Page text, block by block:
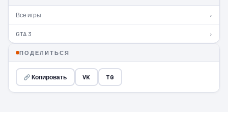
Все игры ›
GTA 3 ›
ПОДЕЛИТЬСЯ
Копировать VK TG